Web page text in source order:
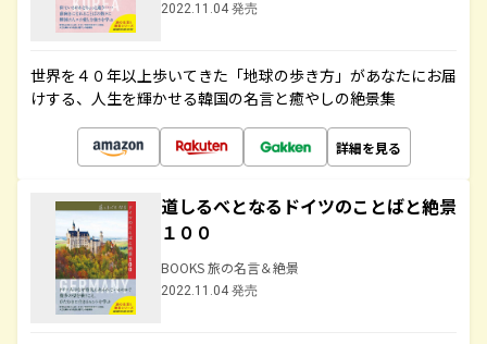
2022.11.04 発売
世界を４０年以上歩いてきた「地球の歩き方」があなたにお届
けする、人生を輝かせる韓国の名言と癒やしの絶景集
詳細を見る
道しるべとなるドイツのことばと絶景
１００
BOOKS 旅の名言＆絶景
2022.11.04 発売